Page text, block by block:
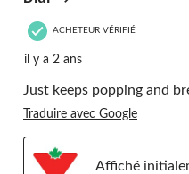
ACHETEUR VÉRIFIÉ
il y a 2 ans
Just keeps popping and
Traduire avec Google
Affiché